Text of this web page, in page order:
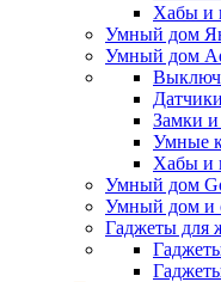
Хабы и
Умный дом
Умный дом
Замки
Умные
Хабы и
Умный дом
Умный дом и
Гаджеты для